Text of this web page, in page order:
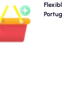
Sie mehr
Sie einfach ein
um weiterhin eine
genießen. Wenn Ihr
Add-On